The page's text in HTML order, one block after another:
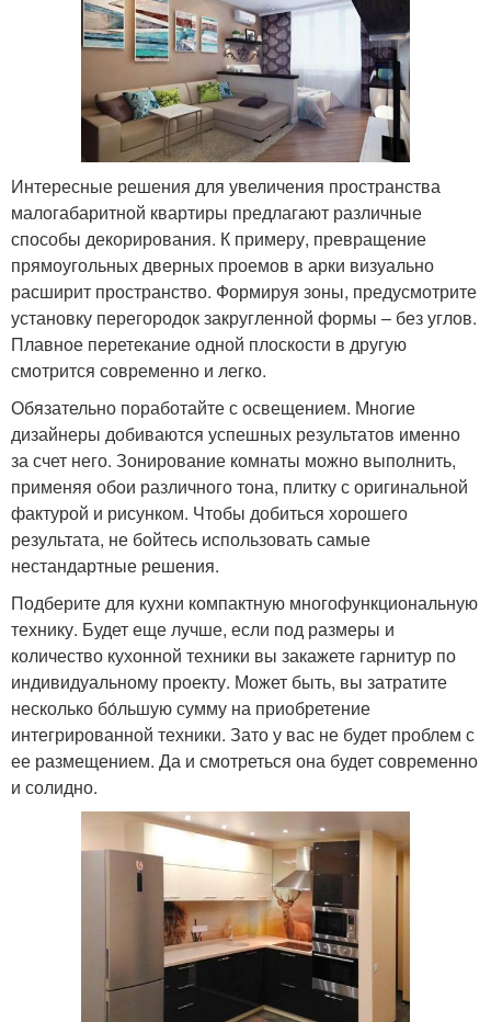
Интересные решения для увеличения пространства
малогабаритной квартиры предлагают различные
способы декорирования. К примеру, превращение
прямоугольных дверных проемов в арки визуально
расширит пространство. Формируя зоны, предусмотрите
установку перегородок закругленной формы – без углов.
Плавное перетекание одной плоскости в другую
смотрится современно и легко.
Обязательно поработайте с освещением. Многие
дизайнеры добиваются успешных результатов именно
за счет него. Зонирование комнаты можно выполнить,
применяя обои различного тона, плитку с оригинальной
фактурой и рисунком. Чтобы добиться хорошего
результата, не бойтесь использовать самые
нестандартные решения.
Подберите для кухни компактную многофункциональную
технику. Будет еще лучше, если под размеры и
количество кухонной техники вы закажете гарнитур по
индивидуальному проекту. Может быть, вы затратите
несколько бо́льшую сумму на приобретение
интегрированной техники. Зато у вас не будет проблем с
ее размещением. Да и смотреться она будет современно
и солидно.